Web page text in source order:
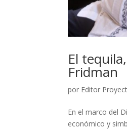
El
Fridman
por Editor
En el marco del
económico y